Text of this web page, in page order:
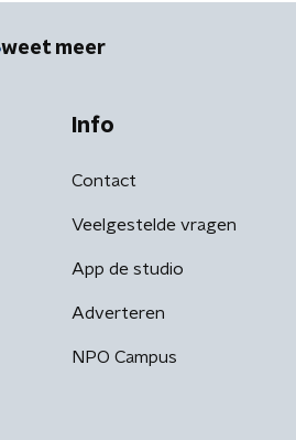
weet meer
Info
Contact
Veelgestelde vragen
App de studio
Adverteren
NPO Campus